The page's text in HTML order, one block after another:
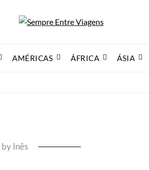
AMÉRICAS ÁFRICA ÁSIA
byInês